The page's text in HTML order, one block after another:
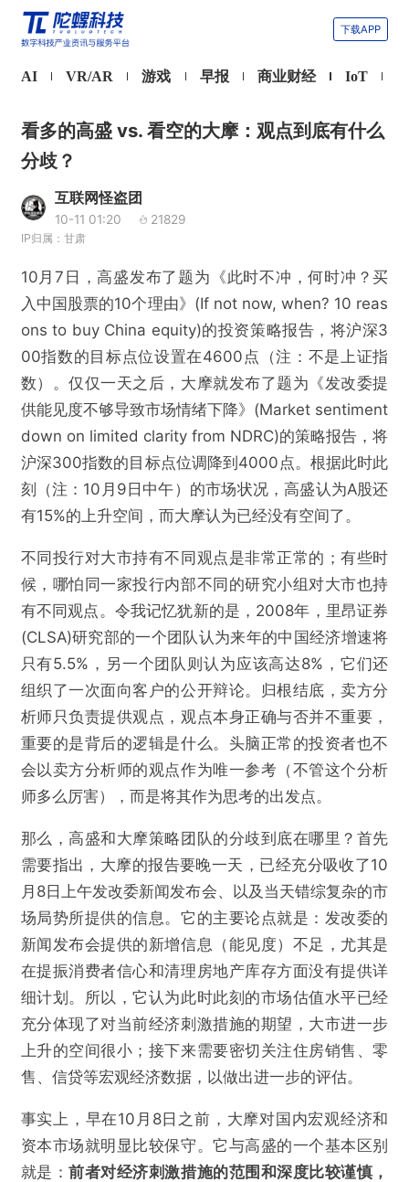
下载APP
AI VR/AR 游戏 早报 商业财经 IoT
看多的高盛 vs. 看空的大摩：观点到底有什么
分歧？
互联网怪盗团
10-11 01:20 21829
IP归属：甘肃
10月7日，高盛发布了题为《此时不冲，何时冲？买
入中国股票的10个理由》(If not now, when? 10 reas
ons to buy China equity)的投资策略报告，将沪深3
00指数的目标点位设置在4600点（注：不是上证指
数）。仅仅一天之后，大摩就发布了题为《发改委提
供能见度不够导致市场情绪下降》(Market sentiment
down on limited clarity from NDRC)的策略报告，将
沪深300指数的目标点位调降到4000点。根据此时此
刻（注：10月9日中午）的市场状况，高盛认为A股还
有15%的上升空间，而大摩认为已经没有空间了。
不同投行对大市持有不同观点是非常正常的；有些时
候，哪怕同一家投行内部不同的研究小组对大市也持
有不同观点。令我记忆犹新的是，2008年，里昂证券
(CLSA)研究部的一个团队认为来年的中国经济增速将
只有5.5%，另一个团队则认为应该高达8%，它们还
组织了一次面向客户的公开辩论。归根结底，卖方分
析师只负责提供观点，观点本身正确与否并不重要，
重要的是背后的逻辑是什么。头脑正常的投资者也不
会以卖方分析师的观点作为唯一参考（不管这个分析
师多么厉害），而是将其作为思考的出发点。
那么，高盛和大摩策略团队的分歧到底在哪里？首先
需要指出，大摩的报告要晚一天，已经充分吸收了10
月8日上午发改委新闻发布会、以及当天错综复杂的市
场局势所提供的信息。它的主要论点就是：发改委的
新闻发布会提供的新增信息（能见度）不足，尤其是
在提振消费者信心和清理房地产库存方面没有提供详
细计划。所以，它认为此时此刻的市场估值水平已经
充分体现了对当前经济刺激措施的期望，大市进一步
上升的空间很小；接下来需要密切关注住房销售、零
售、信贷等宏观经济数据，以做出进一步的评估。
事实上，早在10月8日之前，大摩对国内宏观经济和
资本市场就明显比较保守。它与高盛的一个基本区别
就是：前者对经济刺激措施的范围和深度比较谨慎，